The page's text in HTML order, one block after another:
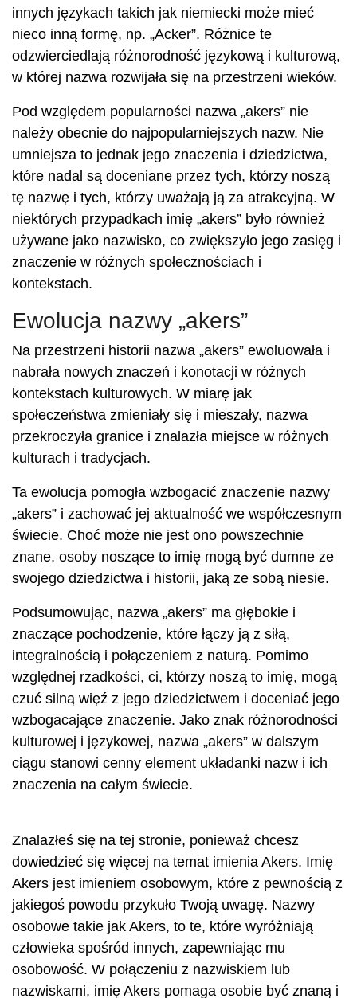
innych językach takich jak niemiecki może mieć
nieco inną formę, np. „Acker”. Różnice te
odzwierciedlają różnorodność językową i kulturową,
w której nazwa rozwijała się na przestrzeni wieków.
Pod względem popularności nazwa „akers” nie
należy obecnie do najpopularniejszych nazw. Nie
umniejsza to jednak jego znaczenia i dziedzictwa,
które nadal są doceniane przez tych, którzy noszą
tę nazwę i tych, którzy uważają ją za atrakcyjną. W
niektórych przypadkach imię „akers” było również
używane jako nazwisko, co zwiększyło jego zasięg i
znaczenie w różnych społecznościach i
kontekstach.
Ewolucja nazwy „akers”
Na przestrzeni historii nazwa „akers” ewoluowała i
nabrała nowych znaczeń i konotacji w różnych
kontekstach kulturowych. W miarę jak
społeczeństwa zmieniały się i mieszały, nazwa
przekroczyła granice i znalazła miejsce w różnych
kulturach i tradycjach.
Ta ewolucja pomogła wzbogacić znaczenie nazwy
„akers” i zachować jej aktualność we współczesnym
świecie. Choć może nie jest ono powszechnie
znane, osoby noszące to imię mogą być dumne ze
swojego dziedzictwa i historii, jaką ze sobą niesie.
Podsumowując, nazwa „akers” ma głębokie i
znaczące pochodzenie, które łączy ją z siłą,
integralnością i połączeniem z naturą. Pomimo
względnej rzadkości, ci, którzy noszą to imię, mogą
czuć silną więź z jego dziedzictwem i doceniać jego
wzbogacające znaczenie. Jako znak różnorodności
kulturowej i językowej, nazwa „akers” w dalszym
ciągu stanowi cenny element układanki nazw i ich
znaczenia na całym świecie.
Znalazłeś się na tej stronie, ponieważ chcesz
dowiedzieć się więcej na temat imienia Akers. Imię
Akers jest imieniem osobowym, które z pewnością z
jakiegoś powodu przykuło Twoją uwagę. Nazwy
osobowe takie jak Akers, to te, które wyróżniają
człowieka spośród innych, zapewniając mu
osobowość. W połączeniu z nazwiskiem lub
nazwiskami, imię Akers pomaga osobie być znaną i